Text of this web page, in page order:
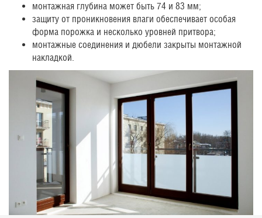
монтажная глубина может быть 74 и 83 мм;
защиту от проникновения влаги обеспечивает особая
форма порожка и несколько уровней притвора;
монтажные соединения и дюбели закрыты монтажной
накладкой.